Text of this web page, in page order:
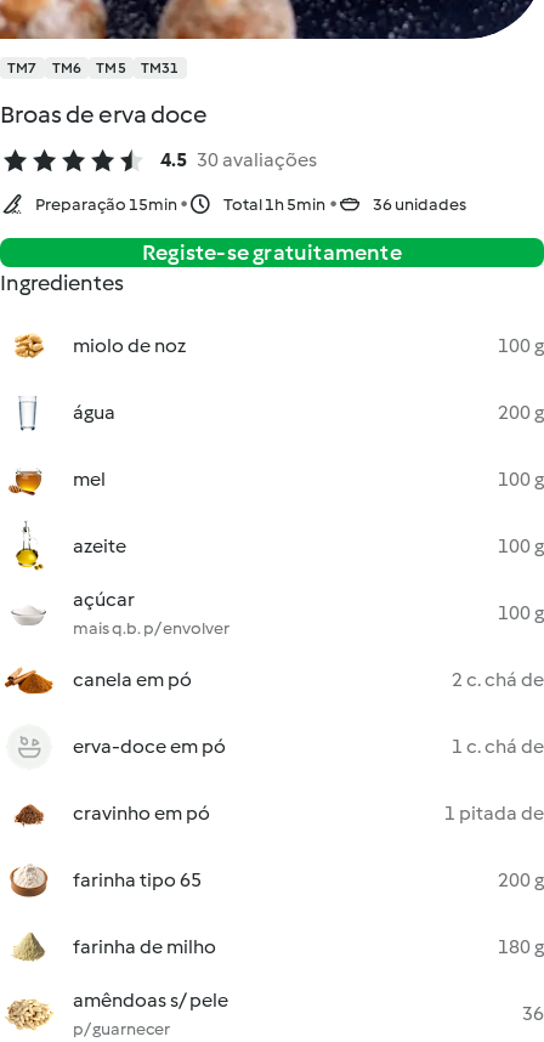
TM7 TM6 TM5 TM31
Broas de erva doce
4.5 30 avaliações
Preparação 15min Total 1h 5min 36 unidades
Registe-se gratuitamente
Ingredientes
miolo de noz 100 g
água 200 g
mel 100 g
azeite 100 g
açúcar
mais q.b. p/ envolver
100 g
canela em pó 2 c. chá de
erva-doce em pó 1 c. chá de
cravinho em pó 1 pitada de
farinha tipo 65 200 g
farinha de milho 180 g
amêndoas s/ pele
p/ guarnecer
36